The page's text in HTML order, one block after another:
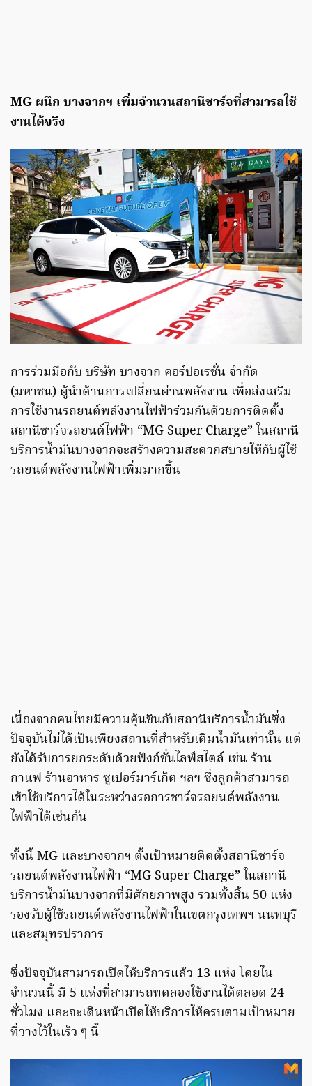
MG ผนึก บางจากฯ เพิ่มจำนวนสถานีชาร์จที่สามารถใช้
งานได้จริง
การร่วมมือกับ บริษัท บางจาก คอร์ปอเรชั่น จำกัด
(มหาชน) ผู้นำด้านการเปลี่ยนผ่านพลังงาน เพื่อส่งเสริม
การใช้งานรถยนต์พลังงานไฟฟ้าร่วมกันด้วยการติดตั้ง
สถานีชาร์จรถยนต์ไฟฟ้า “MG Super Charge” ในสถานี
บริการน้ำมันบางจากจะสร้างความสะดวกสบายให้กับผู้ใช้
รถยนต์พลังงานไฟฟ้าเพิ่มมากขึ้น
เนื่องจากคนไทยมีความคุ้นชินกับสถานีบริการน้ำมันซึ่ง
ปัจจุบันไม่ได้เป็นเพียงสถานที่สำหรับเติมน้ำมันเท่านั้น แต่
ยังได้รับการยกระดับด้วยฟังก์ชั่นไลฟ์สไตล์ เช่น ร้าน
กาแฟ ร้านอาหาร ซูเปอร์มาร์เก็ต ฯลฯ ซึ่งลูกค้าสามารถ
เข้าใช้บริการได้ในระหว่างรอการชาร์จรถยนต์พลังงาน
ไฟฟ้าได้เช่นกัน
ทั้งนี้ MG และบางจากฯ ตั้งเป้าหมายติดตั้งสถานีชาร์จ
รถยนต์พลังงานไฟฟ้า “MG Super Charge” ในสถานี
บริการน้ำมันบางจากที่มีศักยภาพสูง รวมทั้งสิ้น 50 แห่ง
รองรับผู้ใช้รถยนต์พลังงานไฟฟ้าในเขตกรุงเทพฯ นนทบุรี
และสมุทรปราการ
ซึ่งปัจจุบันสามารถเปิดให้บริการแล้ว 13 แห่ง โดยใน
จำนวนนี้ มี 5 แห่งที่สามารถทดลองใช้งานได้ตลอด 24
ชั่วโมง และจะเดินหน้าเปิดให้บริการให้ครบตามเป้าหมาย
ที่วางไว้ในเร็ว ๆ นี้